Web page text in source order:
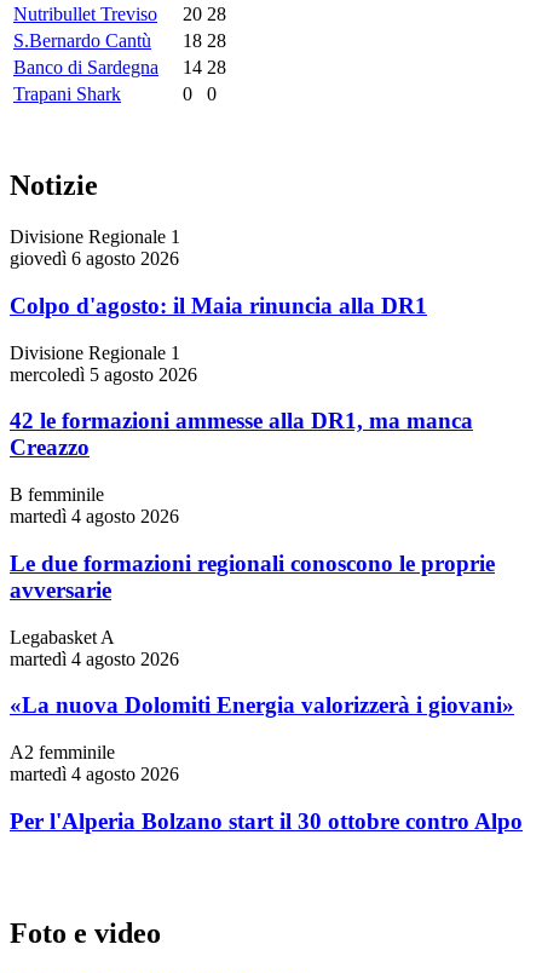
Nutribullet Treviso 20 28
S.Bernardo Cantù
18 28
Banco di Sardegna
14 28
Trapani Shark
0 0
Notizie
Divisione Regionale 1
giovedì 6 agosto 2026
Colpo d'agosto: il Maia rinuncia alla DR1
Divisione Regionale 1
mercoledì 5 agosto 2026
42 le formazioni ammesse alla DR1, ma manca
Creazzo
B femminile
martedì 4 agosto 2026
Le due formazioni regionali conoscono le proprie
avversarie
Legabasket A
martedì 4 agosto 2026
«La nuova Dolomiti Energia valorizzerà i giovani»
A2 femminile
martedì 4 agosto 2026
Per l'Alperia Bolzano start il 30 ottobre contro Alpo
Foto e video